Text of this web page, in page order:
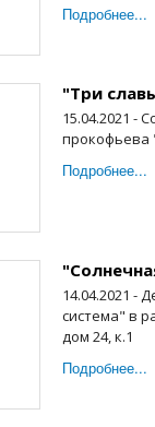
Подробнее...
"Три
15.04.2021 -
прокофьева
Подробнее...
14.04.2021 -
система" в
дом 24, к.1
Подробнее...